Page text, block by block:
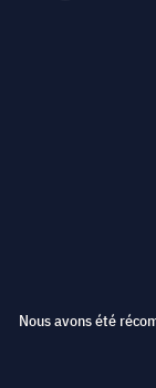
Nous avons été